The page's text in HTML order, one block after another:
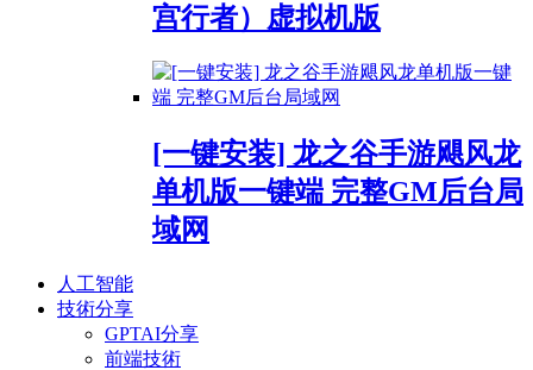
宫行者）虚拟机版
[一键安装] 龙之谷手游飓风龙
单机版一键端 完整GM后台局
域网
人工智能
技術分享
GPTAI分享
前端技術